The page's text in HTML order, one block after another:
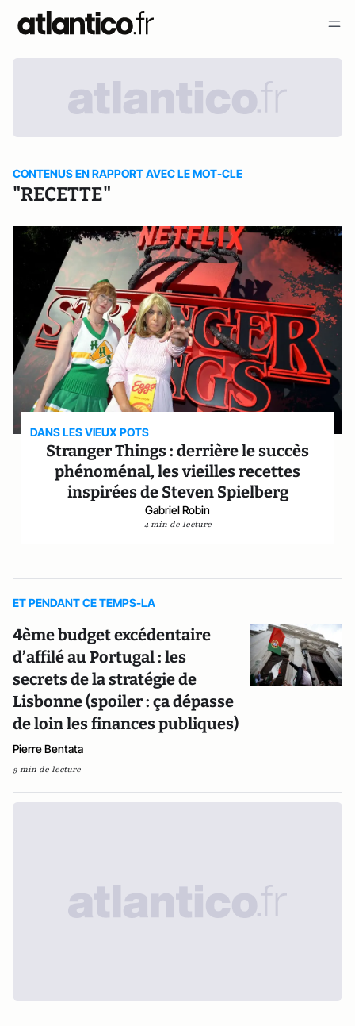
CONTENUS EN RAPPORT AVEC LE MOT-CLE
"RECETTE"
DANS LES VIEUX POTS
Stranger Things : derrière le succès
phénoménal, les vieilles recettes
inspirées de Steven Spielberg
Gabriel Robin
4 min de lecture
ET PENDANT CE TEMPS-LA
4ème budget excédentaire
d’affilé au Portugal : les
secrets de la stratégie de
Lisbonne (spoiler : ça dépasse
de loin les finances publiques)
Pierre Bentata
9 min de lecture